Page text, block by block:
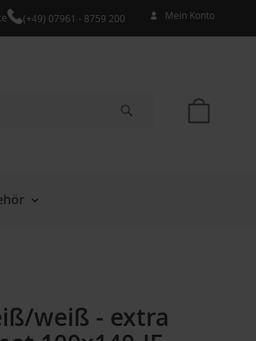
(+49) 07961 - 8759 200 Mein Konto
weiß - extra